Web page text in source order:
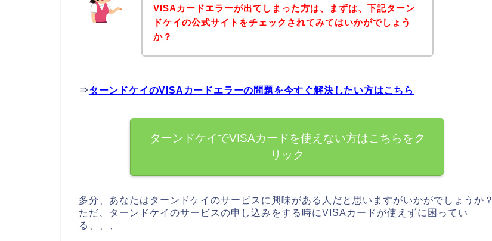
VISAカードエラーが出てしまった方は、まずは、下記ターン
ドケイの公式サイトをチェックされてみてはいかがでしょう
か？
⇒ターンドケイのVISAカードエラーの問題を今すぐ解決したい方はこちら
ターンドケイでVISAカードを使えない方はこちらをク
リック
多分、あなたはターンドケイのサービスに興味がある人だと思いますがいかがでしょうか？
ただ、ターンドケイのサービスの申し込みをする時にVISAカードが使えずに困ってい
る、、、